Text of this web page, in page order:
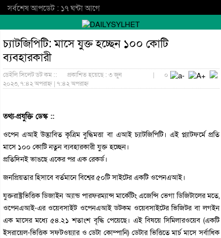
সর্বশেষ আপডেট : ১৭ ঘন্টা আগে
চ্যাটজিপিটি: মাসে যুক্ত হচ্ছেন ১০০ কোটি
ব্যবহারকারী
ডেইলি সিলেট ডট কম ::
প্রকাশিত হয়েছে : ৩ জুন
২০২৩, ৭:৪২ অপরাহ্ন | ৭:৪২ অপরাহ্ন
| ০
তথ্য-প্রযুক্তি ডেস্ক ::
ওপেন এআই উদ্ভাবিত কৃত্রিম বুদ্ধিমত্তা বা এআই চ্যাটজিপিটি। এই প্ল্যাটফর্মে প্রতি
মাসে ১০০ কোটি নতুন ব্যবহারকারী যুক্ত হচ্ছেন।
প্রতিদিনই ভাঙছে একের পর এক রেকর্ড।
জনপ্রিয়তার হিসাবে বর্তমানে বিশ্বের ৫০টি সাইটের একটি ওপেনএআই।
যুক্তরাষ্ট্রভিত্তিক ডিজাইন অ্যান্ড পারফরম্যান্স মার্কেটিং এজেন্সি ভেগা ডিজিটালের মতে,
ওপেনএআই-এর ওয়েবসাইট ওপেনএআই ডটকম ওয়েবসাইটের ভিজিটর বা লগইন
এক মাসের মধ্যে ৫৪.২১ শতাংশ বৃদ্ধি পেয়েছে। এই বিষয়ে সিমিলারওয়েব (একটি
ইসরায়েল-ভিত্তিক সফটওয়্যার ও ডেটা কোম্পানি) ডেটার ভিত্তিতে মার্চ মাসে সর্বাধিক